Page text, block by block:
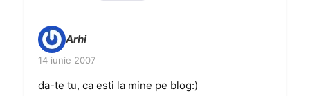
Arhi
14 iunie 2007
da-te tu, ca esti la mine pe blog:)